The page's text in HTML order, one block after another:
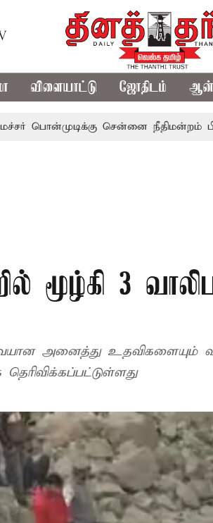
விளையாட்டு ஜோதிடம்
சென்னை நீதிமன்றம்
மூழ்கி 3
அனைத்து உதவிகளையும்